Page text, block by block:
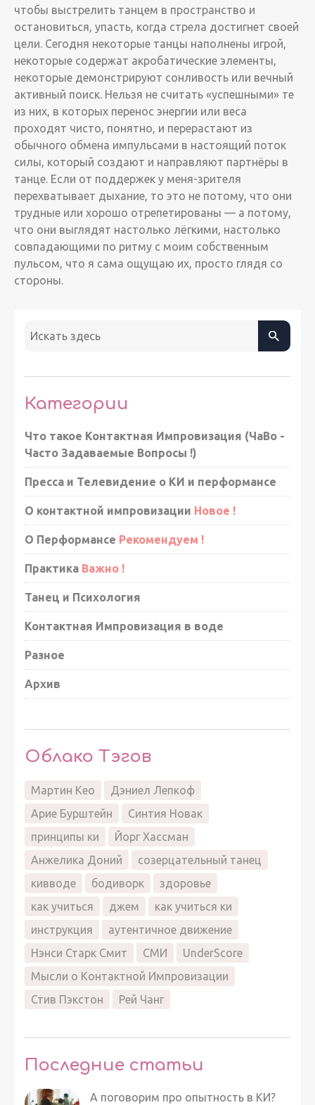
чтобы выстрелить танцем в пространство и
остановиться, упасть, когда стрела достигнет своей
цели. Сегодня некоторые танцы наполнены игрой,
некоторые содержат акробатические элементы,
некоторые демонстрируют сонливость или вечный
активный поиск. Нельзя не считать «успешными» те
из них, в которых перенос энергии или веса
проходят чисто, понятно, и перерастают из
обычного обмена импульсами в настоящий поток
силы, который создают и направляют партнёры в
танце. Если от поддержек у меня-зрителя
перехватывает дыхание, то это не потому, что они
трудные или хорошо отрепетированы — а потому,
что они выглядят настолько лёгкими, настолько
совпадающими по ритму с моим собственным
пульсом, что я сама ощущаю их, просто глядя со
стороны.
Категории
Что такое Контактная Импровизация (ЧаВо -
Часто Задаваемые Вопросы !)
Пресса и Телевидение о КИ и перформансе
О контактной импровизации Новое !
О Перформансе Рекомендуем !
Практика Важно !
Танец и Психология
Контактная Импровизация в воде
Разное
Архив
Облако Тэгов
Мартин Кео
Дэниел Лепкоф
Арие Бурштейн
Синтия Новак
принципы ки
Йорг Хассман
Анжелика Доний
созерцательный танец
кивводе
бодиворк
здоровье
как учиться
джем
как учиться ки
инструкция
аутентичное движение
Нэнси Старк Смит
СМИ
UnderScore
Мысли о Контактной Импровизации
Стив Пэкстон
Рей Чанг
Последние статьи
А поговорим про опытность в КИ?